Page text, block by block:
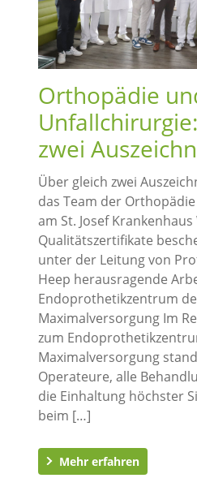
Orthopädie
zwei
Über gleich zwei
das Team der
am St. Josef
Qualitätszertifikate
unter der Leitung von
Heep herausragende
Endoprothetikzentrum
Maximalversorgung Im
zum
Maximalversorgung
Operateure, alle
die Einhaltung höchster
beim […]
Mehr erfahren